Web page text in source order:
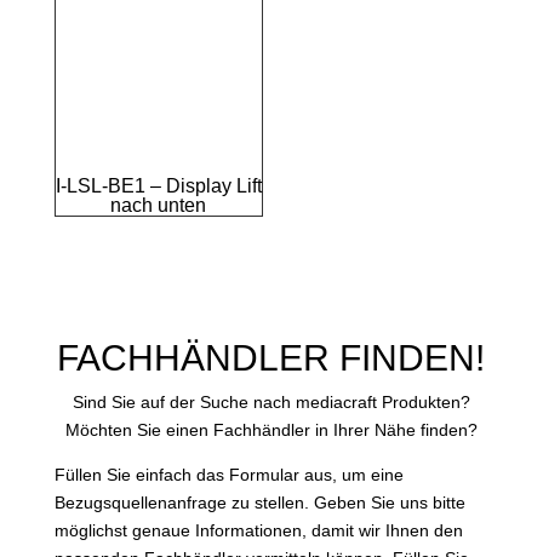
I-LSL-BE1 – Display Lift
nach unten
FACHHÄNDLER FINDEN!
Sind Sie auf der Suche nach mediacraft Produkten?
Möchten Sie einen Fachhändler in Ihrer Nähe finden?
Füllen Sie einfach das Formular aus, um eine
Bezugsquellenanfrage zu stellen. Geben Sie uns bitte
möglichst genaue Informationen, damit wir Ihnen den